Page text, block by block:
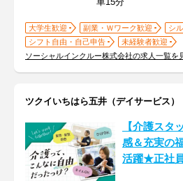
大学生歓迎 副業・Ｗワーク歓迎
シ
シフト自由・自己申告
未経験者歓迎
ソーシャルインクルー株式会社の求人一覧を
ツクイいちはら五井（デイサービス）
【介護スタ
感＆充実の
活躍★正社